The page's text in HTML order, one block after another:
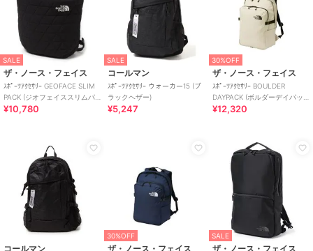
SALE
ザ・ノース・フェイス
ｽﾎﾟｰﾂｱｸｾｻﾘｰ GEOFACE SLIM
PACK (ジオフェイススリムパ
ック)
¥10,780
SALE
コールマン
ｽﾎﾟｰﾂｱｸｾｻﾘｰ ウォーカー15 (ブ
ラックヘザー)
¥5,247
30%OFF
ザ・ノース・フェイス
ｽﾎﾟｰﾂｱｸｾｻﾘｰ BOULDER
DAYPACK (ボルダーデイパッ
ク)
¥12,320
コールマン
30%OFF
ザ・ノース・フェイス
SALE
ザ・ノース・フェイス